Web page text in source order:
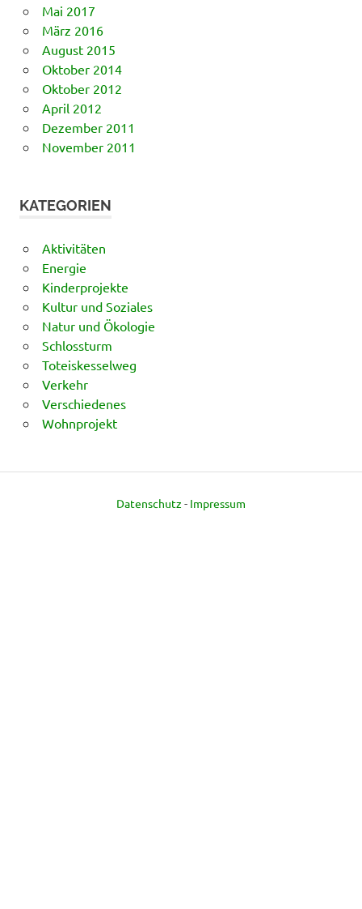
Mai 2017
März 2016
August 2015
Oktober 2014
Oktober 2012
April 2012
Dezember 2011
November 2011
KATEGORIEN
Aktivitäten
Energie
Kinderprojekte
Kultur und Soziales
Natur und Ökologie
Schlossturm
Toteiskesselweg
Verkehr
Verschiedenes
Wohnprojekt
Datenschutz - Impressum